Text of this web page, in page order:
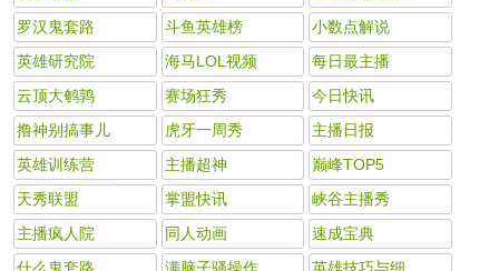
罗汉鬼套路
斗鱼英雄榜
小数点解说
英雄研究院
海马LOL视频
每日最主播
云顶大鹌鹑
赛场狂秀
今日快讯
撸神别搞事儿
虎牙一周秀
主播日报
英雄训练营
主播超神
巅峰TOP5
天秀联盟
掌盟快讯
峡谷主播秀
主播疯人院
同人动画
速成宝典